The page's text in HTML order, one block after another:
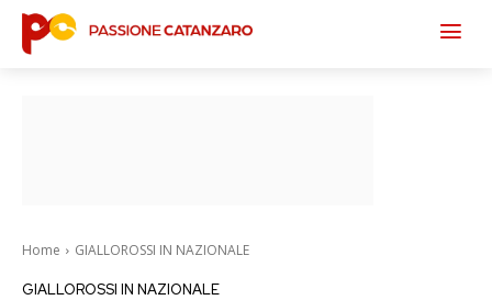
Home GIALLOROSSI IN NAZIONALE
GIALLOROSSI IN NAZIONALE